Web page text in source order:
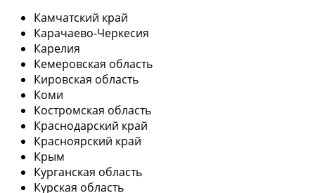
Камчатский край
Карачаево-Черкесия
Карелия
Кемеровская область
Кировская область
Коми
Костромская область
Краснодарский край
Красноярский край
Крым
Курганская область
Курская область